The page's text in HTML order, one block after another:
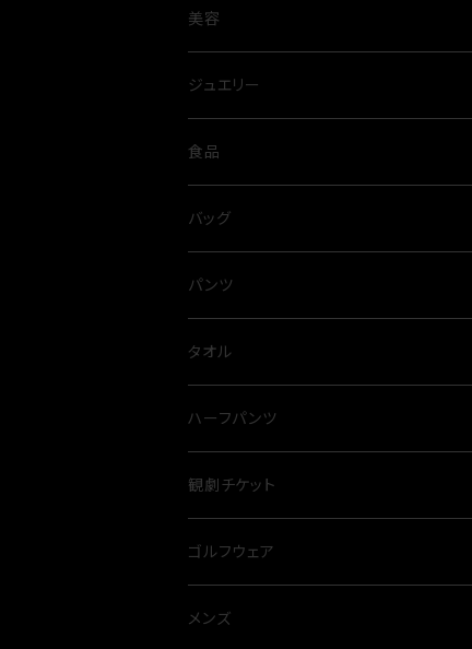
ワンピース
プリーツ
春夏
パンツ
オールシーズン
スカート
ブラウス
タンクトップ
サロペット
カットソー
カーディガン
プルオーバー
ニット
美容
オイル
アルガンオイル
ジュエリー
シルバー
ネックレス
タイニーピン
食品
スパイス
出汁
とらふぐ
カレー
麺類
バッグ
パンツ
スウェット
裏毛
オールシーズン
タオル
ハーフパンツ
観劇チケット
ゴルフウェア
メンズ
メンズ